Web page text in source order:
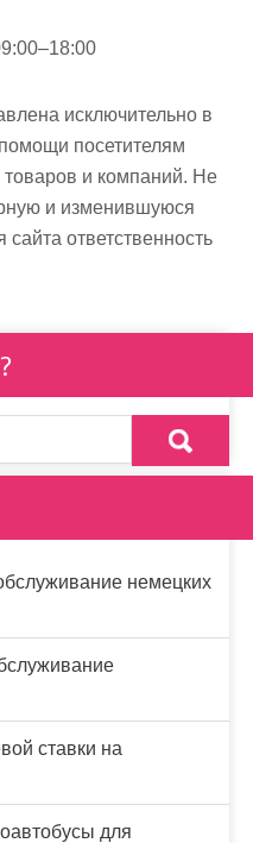
исключительно в
посетителям
и компаний. Не
и изменившуюся
ответственность
немецких
ставки на
для